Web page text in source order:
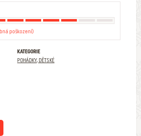
poškození)
KATEGORIE
POHÁDKY, DĚTSKÉ